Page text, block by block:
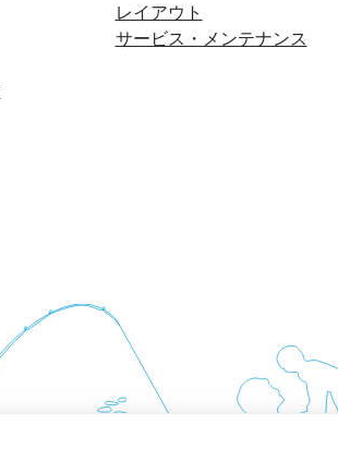
レイアウト
サービス・メンテナンス